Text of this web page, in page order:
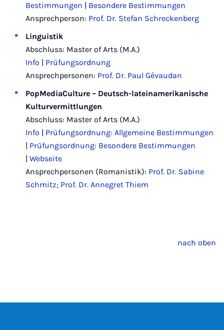
Bestimmungen | Besondere Bestimmungen
Ansprechperson: Prof. Dr. Stefan Schreckenberg
Linguistik
Abschluss: Master of Arts (M.A.)
Info | Prüfungsordnung
Ansprechpersonen: Prof. Dr. Paul Gévaudan
PopMediaCulture – Deutsch-lateinamerikanische
Kulturvermittlungen
Abschluss: Master of Arts (M.A.)
Info | Prüfungsordnung: Allgemeine Bestimmungen
| Prüfungsordnung: Besondere Bestimmungen
|Webseite
Ansprechpersonen (Romanistik): Prof. Dr. Sabine
Schmitz; Prof. Dr. Annegret Thiem
nach oben